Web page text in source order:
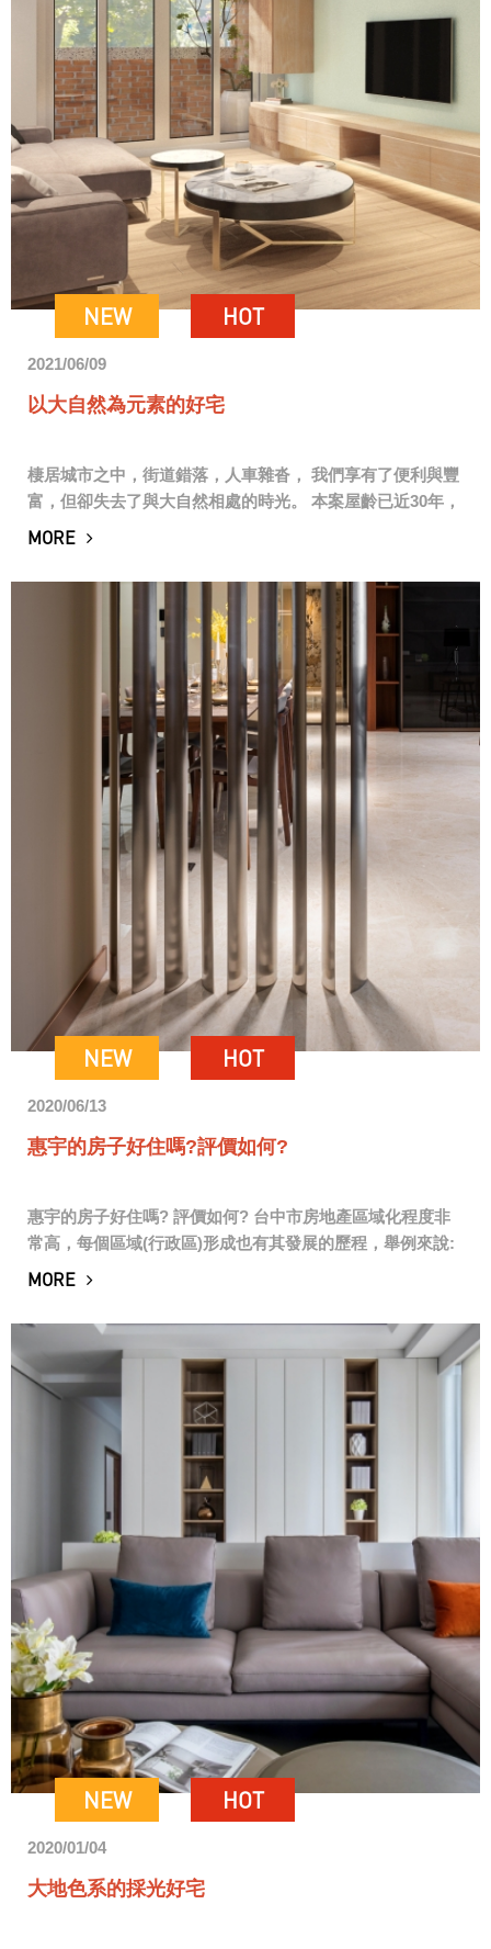
NEW HOT
2021/06/09
以大自然為元素的好宅
棲居城市之中，街道錯落，人車雜沓， 我們享有了便利與豐
富，但卻失去了與大自然相處的時光。 本案屋齡已近30年，
屋主年輕購買至今從未整理過， 而今一對兒女長大共居，現
MORE
NEW HOT
2020/06/13
惠宇的房子好住嗎?評價如何?
惠宇的房子好住嗎? 評價如何? 台中市房地產區域化程度非
常高，每個區域(行政區)形成也有其發展的歷程，舉例來說:
美術館區因為美術園道及台中國立美術館的發展而來，北屯
MORE
NEW HOT
2020/01/04
大地色系的採光好宅